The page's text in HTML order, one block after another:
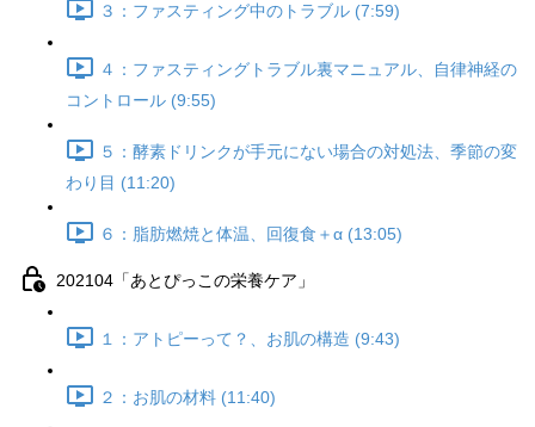
３：ファスティング中のトラブル (7:59)
４：ファスティングトラブル裏マニュアル、自律神経の
コントロール (9:55)
５：酵素ドリンクが手元にない場合の対処法、季節の変
わり目 (11:20)
６：脂肪燃焼と体温、回復食＋α (13:05)
202104「あとぴっこの栄養ケア」
１：アトピーって？、お肌の構造 (9:43)
２：お肌の材料 (11:40)